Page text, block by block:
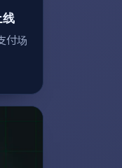
付场